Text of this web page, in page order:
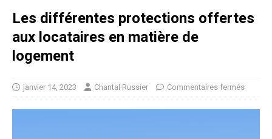
Les différentes protections offertes
aux locataires en matière de
logement
janvier 14, 2023 Chantal Russier Commentaires fermés